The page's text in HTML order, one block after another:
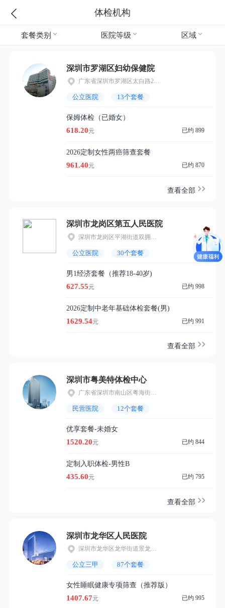
体检机构
套餐类别 医院等级 区域
深圳市罗湖区妇幼保健院
广东省深圳市罗湖区太白路2013号
公立医院 13个套餐
保姆体检（已婚女）
618.20元 已约 899
2026定制女性两癌筛查套餐
961.40元 已约 870
查看全部
深圳市龙岗区第五人民医院
公立医院 30个套餐
男1经济套餐（推荐18-40岁)
627.55元 已约 998
2026定制中老年基础体检套餐(男)
1629.54元 已约 991
查看全部
深圳市粤美特体检中心
广东省深圳市南山区粤海街道高新技术产业园高新南七道1号3楼整层
民营医院 12个套餐
优享套餐-未婚女
1520.20元 已约 844
定制入职体检-男性B
435.60元 已约 795
查看全部
深圳市龙华区人民医院
深圳市龙华区龙华街道景龙建设东路38号
公立三甲 87个套餐
女性睡眠健康专项筛查（推荐版）
1407.67元 已约 995